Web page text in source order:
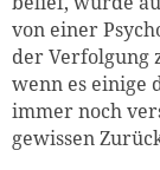
von einer
der Verfolgung
wenn es einige
immer noch
gewissen